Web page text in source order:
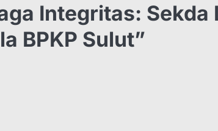
Integritas: Sekda
BPKP Sulut”